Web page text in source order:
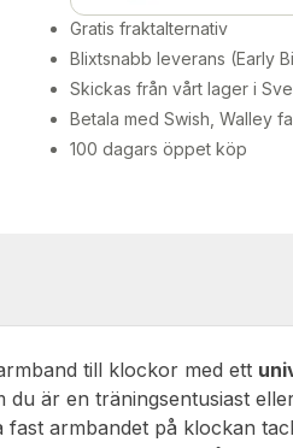
Gratis fraktalternativ
Blixtsnabb leverans (Early
Skickas från vårt lager i
Betala med Swish, Walley
100 dagars öppet köp
till klockor med ett
är en träningsentusiast
armbandet på klockan